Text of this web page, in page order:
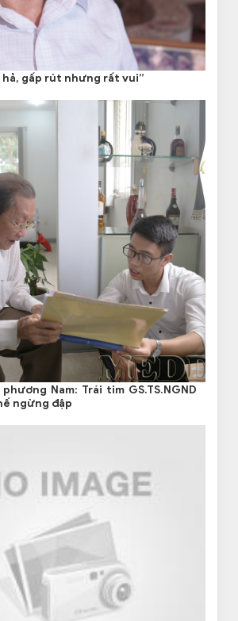
hả, gấp rút nhưng rất vui”
Nam: Trái tim GS.TS.NGND
ngừng đập